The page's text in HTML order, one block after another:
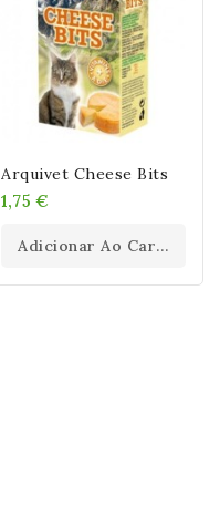
Arquivet Cheese Bits
1,75 €
Adicionar Ao Carrinho